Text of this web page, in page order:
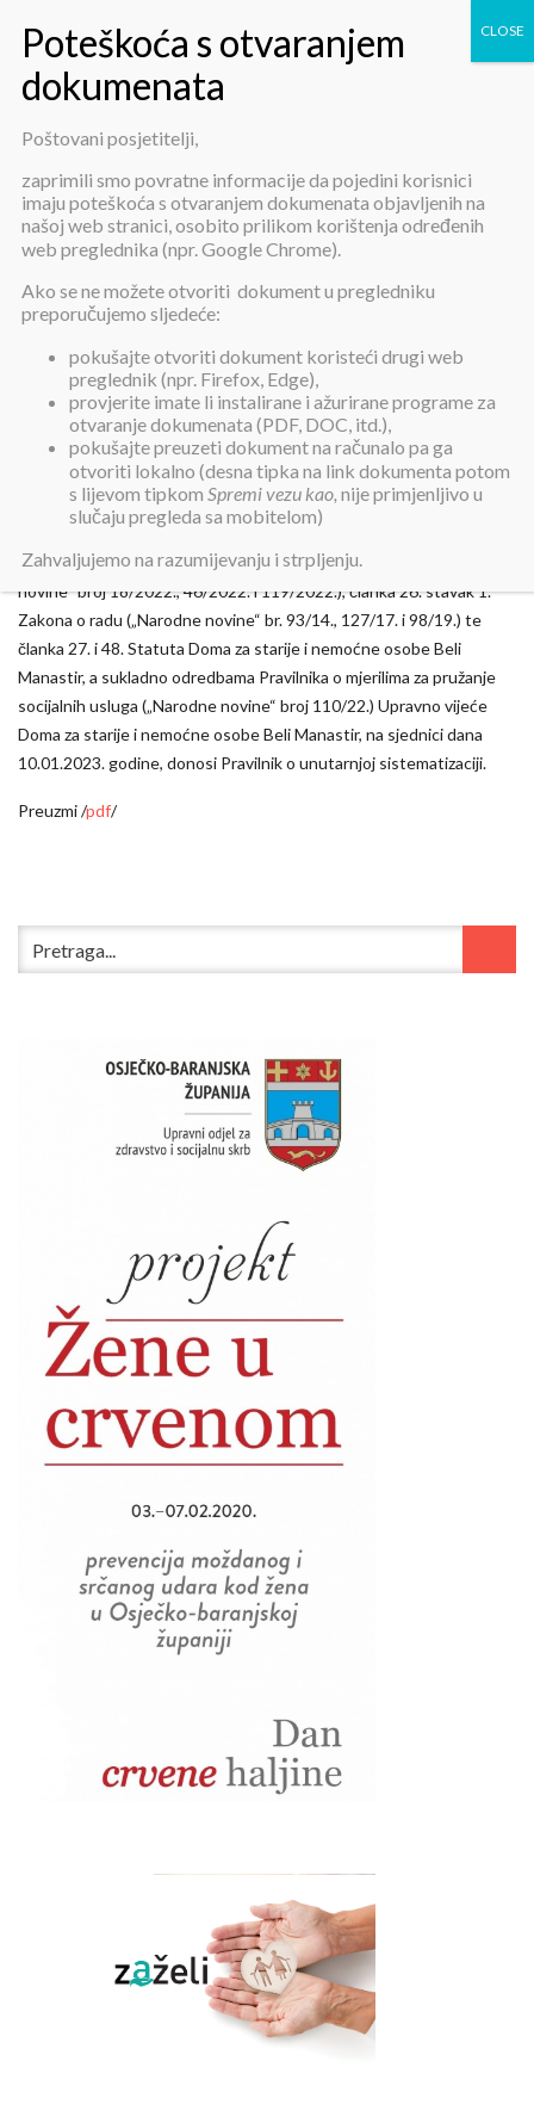
Pravilnik o unutarnjoj
sistematizaciji
Pravilnik o unutarnjoj
sistematizaciji
Objavljeno:10. siječnja 2023.
Temeljem članka 211. stavak 2. Zakona o socijalnoj skrbi („Narodne
novine“ broj 18/2022., 46/2022. i 119/2022.), članka 26. stavak 1.
Zakona o radu („Narodne novine“ br. 93/14., 127/17. i 98/19.) te
članka 27. i 48. Statuta Doma za starije i nemoćne osobe Beli
Manastir, a sukladno odredbama Pravilnika o mjerilima za pružanje
socijalnih usluga („Narodne novine“ broj 110/22.) Upravno vijeće
Doma za starije i nemoćne osobe Beli Manastir, na sjednici dana
10.01.2023. godine, donosi Pravilnik o unutarnjoj sistematizaciji.
Preuzmi /pdf/
Poštovani posjetitelji,
zaprimili smo povratne informacije da pojedini korisnici
imaju poteškoća s otvaranjem dokumenata objavljenih na
našoj web stranici, osobito prilikom korištenja određenih
web preglednika (npr. Google Chrome).
Ako se ne možete otvoriti dokument u pregledniku
preporučujemo sljedeće:
pokušajte otvoriti dokument koristeći drugi web
preglednik (npr. Firefox, Edge),
provjerite imate li instalirane i ažurirane programe za
otvaranje dokumenata (PDF, DOC, itd.),
pokušajte preuzeti dokument na računalo pa ga
otvoriti lokalno (desna tipka na link dokumenta potom
s lijevom tipkom Spremi vezu kao, nije primjenljivo u
slučaju pregleda sa mobitelom)
Zahvaljujemo na razumijevanju i strpljenju.